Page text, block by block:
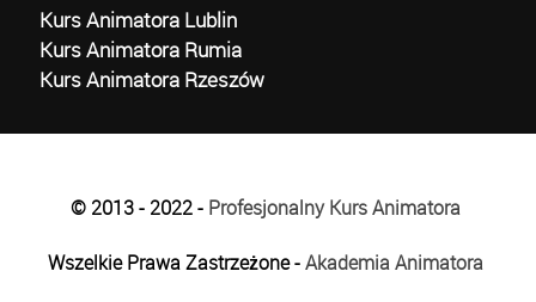
Kurs Animatora Lublin
Kurs Animatora Rumia
Kurs Animatora Rzeszów
© 2013 - 2022 - Profesjonalny Kurs Animatora
Wszelkie Prawa Zastrzeżone -Akademia Animatora